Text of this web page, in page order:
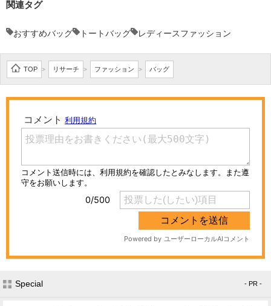
関連タグ
おすすめバッグ トートバッグ レディースファッション
TOP > リサーチ > ファッション > バッグ
Special - PR -